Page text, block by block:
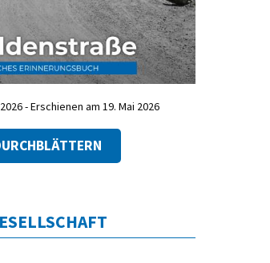
- Erschienen am 19. Mai 2026